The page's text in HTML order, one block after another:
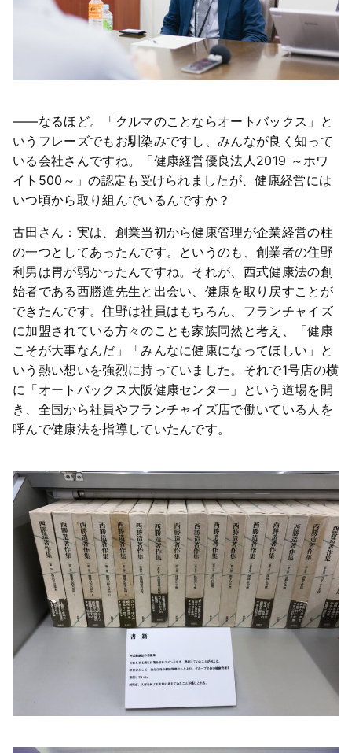
――なるほど。「クルマのことならオートバックス」と
いうフレーズでもお馴染みですし、みんなが良く知って
いる会社さんですね。「健康経営優良法人2019 ～ホワ
イト500～」の認定も受けられましたが、健康経営には
いつ頃から取り組んでいるんですか？
古田さん：実は、創業当初から健康管理が企業経営の柱
の一つとしてあったんです。というのも、創業者の住野
利男は胃が弱かったんですね。それが、西式健康法の創
始者である西勝造先生と出会い、健康を取り戻すことが
できたんです。住野は社員はもちろん、フランチャイズ
に加盟されている方々のことも家族同然と考え、「健康
こそが大事なんだ」「みんなに健康になってほしい」と
いう熱い想いを強烈に持っていました。それで1号店の横
に「オートバックス大阪健康センター」という道場を開
き、全国から社員やフランチャイズ店で働いている人を
呼んで健康法を指導していたんです。